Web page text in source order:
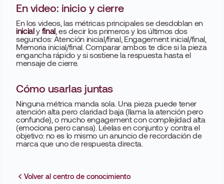
En video: inicio y cierre
En los videos, las métricas principales se desdoblan en
inicialy final , es decir los primeros y los últimos dos
segundos: Atención inicial/final, Engagement inicial/final,
Memoria inicial/final. Comparar ambos te dice si la pieza
engancha rápido y si sostiene la respuesta hasta el
mensaje de cierre.
Cómo usarlas juntas
Ninguna métrica manda sola. Una pieza puede tener
atención alta pero claridad baja (llama la atención pero
confunde), o mucho engagement con complejidad alta
(emociona pero cansa). Léelas en conjunto y contra el
objetivo: no es lo mismo un anuncio de recordación de
marca que uno de respuesta directa.
Volver al centro de conocimiento